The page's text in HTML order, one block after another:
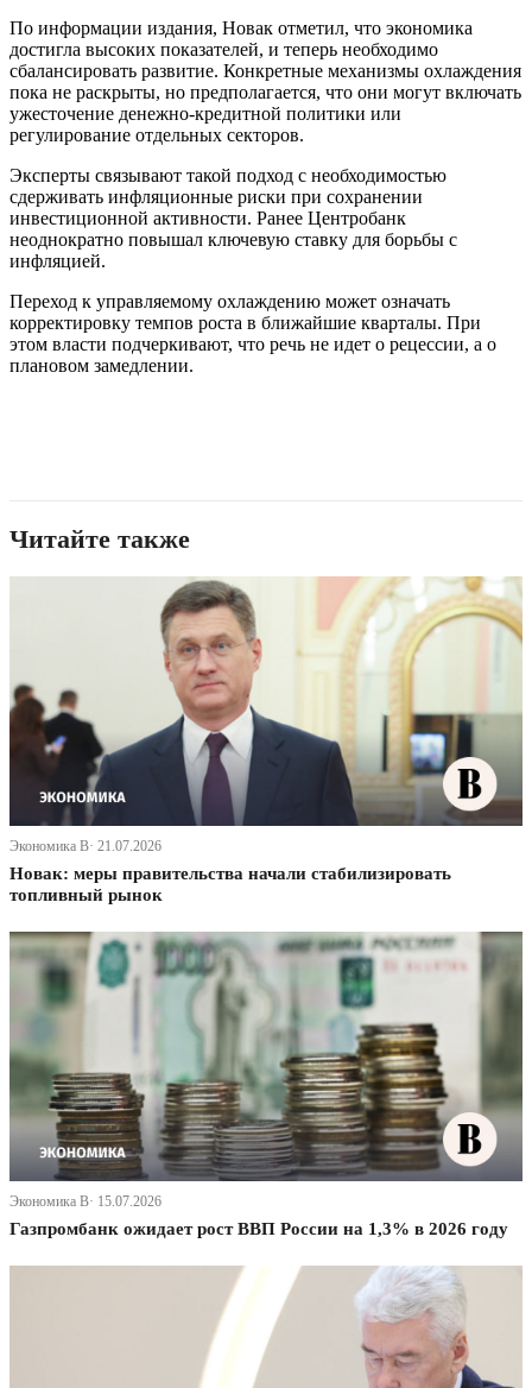
По информации издания, Новак отметил, что экономика
достигла высоких показателей, и теперь необходимо
сбалансировать развитие. Конкретные механизмы охлаждения
пока не раскрыты, но предполагается, что они могут включать
ужесточение денежно-кредитной политики или
регулирование отдельных секторов.
Эксперты связывают такой подход с необходимостью
сдерживать инфляционные риски при сохранении
инвестиционной активности. Ранее Центробанк
неоднократно повышал ключевую ставку для борьбы с
инфляцией.
Переход к управляемому охлаждению может означать
корректировку темпов роста в ближайшие кварталы. При
этом власти подчеркивают, что речь не идет о рецессии, а о
плановом замедлении.
Читайте также
Экономика В· 21.07.2026
Новак: меры правительства начали стабилизировать
топливный рынок
Экономика В· 15.07.2026
Газпромбанк ожидает рост ВВП России на 1,3% в 2026 году